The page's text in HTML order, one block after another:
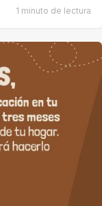
1 minuto de lectura